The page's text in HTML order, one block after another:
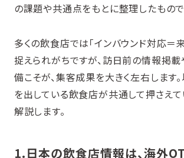
の課題や共通点をもとに整理したもので
多くの飲食店では「インバウンド対応＝
捉えられがちですが、訪日前の情報掲
備こそが、集客成果を大きく左右します
を出している飲食店が共通して押さえ
解説します。
1.日本の飲食店情報は、海外